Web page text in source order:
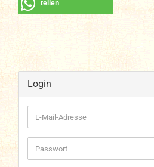
teilen
Login
E-
Mail-
Adresse
Passwort